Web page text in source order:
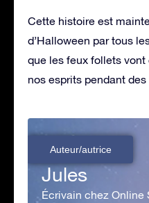
Cette histoire est
d’Halloween par tous
que les feux follets
nos esprits pendant
Auteur/autrice
Jules
Écrivain chez Online